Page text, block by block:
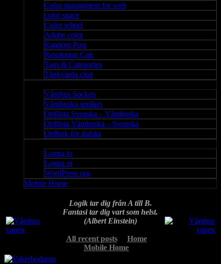
Color managment for web
color space
Color wheel
Adobe color
Random Post
Resolution Calc
Tags & Categories
Tänkvärda citat
Våmhus Socken
Våmhuska språket
Ordlista Svenska – Våmhuska
Ordlista Våmhuska – Svenska
Ordbok för dalska
Logga in
Logga ut
WordPress org
Mobile Home
Logik tar dig från A till B.
Fantasi tar dig vart som helst.
(Albert Einstein)
All recent posts
Home
Mobile Home